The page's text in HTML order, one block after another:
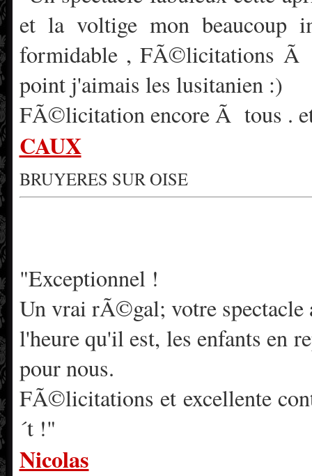
et la voltige mon beaucoup
formidable , FÃ©licitations
point j'aimais les lusitanien :)
FÃ©licitation encore Ã tous .
CAUX
BRUYERES SUR OISE
"Exceptionnel !
Un vrai rÃ©gal; votre
l'heure qu'il est, les enfants en
pour nous.
FÃ©licitations et excellente
´t !"
Nicolas